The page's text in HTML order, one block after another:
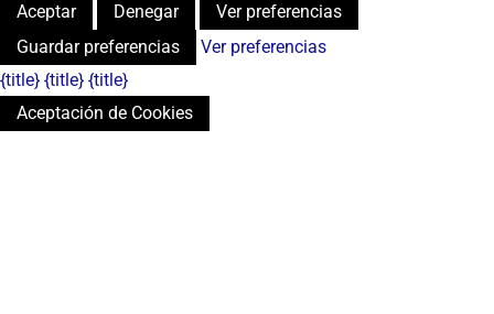
Aceptar
Denegar
Ver preferencias
Guardar preferencias
Ver preferencias
{title} {title} {title}
Aceptación de Cookies